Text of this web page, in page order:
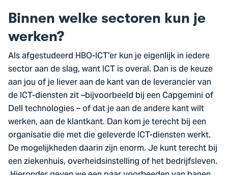
Binnen welke sectoren kun je
werken?
Als afgestudeerd HBO-ICT’er kun je eigenlijk in iedere
sector aan de slag, want ICT is overal. Dan is de keuze
aan jou of je liever aan de kant van de leverancier van
de ICT-diensten zit –bijvoorbeeld bij een Capgemini of
Dell technologies – of dat je aan de andere kant wilt
werken, aan de klantkant. Dan kom je terecht bij een
organisatie die met die geleverde ICT-diensten werkt.
De mogelijkheden daarin zijn enorm. Je kunt terecht bij
een ziekenhuis, overheidsinstelling of het bedrijfsleven.